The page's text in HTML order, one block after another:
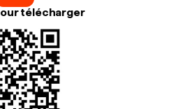
télécharger